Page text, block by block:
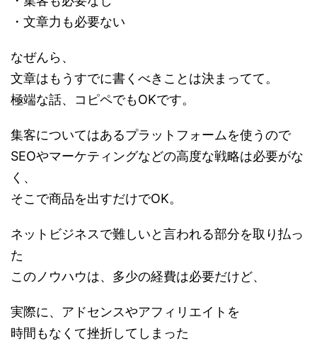
・文章力も必要ない
なぜんら、
文章はもうすでに書くべきことは決まってて。
極端な話、コピペでもOKです。
集客についてはあるプラットフォームを使うので
SEOやマーケティングなどの高度な戦略は必要がな
く、
そこで商品を出すだけでOK。
ネットビジネスで難しいと言われる部分を取り払っ
た
このノウハウは、多少の経費は必要だけど、
実際に、アドセンスやアフィリエイトを
時間もなくて挫折してしまった